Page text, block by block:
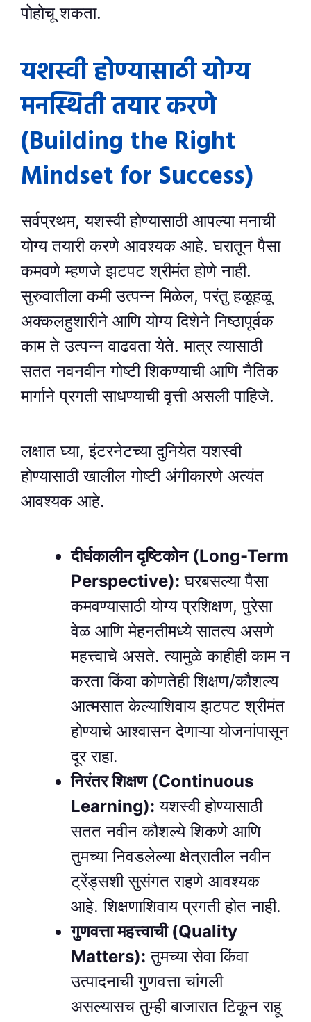
पोहोचू शकता.
यशस्वी होण्यासाठी योग्य
मनस्थिती तयार करणे
(Building the Right
Mindset for Success)
सर्वप्रथम, यशस्वी होण्यासाठी आपल्या मनाची
योग्य तयारी करणे आवश्यक आहे. घरातून पैसा
कमवणे म्हणजे झटपट श्रीमंत होणे नाही.
सुरुवातीला कमी उत्पन्न मिळेल, परंतु हळूहळू
अक्कलहुशारीने आणि योग्य दिशेने निष्ठापूर्वक
काम ते उत्पन्न वाढवता येते. मात्र त्यासाठी
सतत नवनवीन गोष्टी शिकण्याची आणि नैतिक
मार्गाने प्रगती साधण्याची वृत्ती असली पाहिजे.
लक्षात घ्या, इंटरनेटच्या दुनियेत यशस्वी
होण्यासाठी खालील गोष्टी अंगीकारणे अत्यंत
आवश्यक आहे.
दीर्घकालीन दृष्टिकोन (Long-Term
Perspective): घरबसल्या पैसा
कमवण्यासाठी योग्य प्रशिक्षण, पुरेसा
वेळ आणि मेहनतीमध्ये सातत्य असणे
महत्त्वाचे असते. त्यामुळे काहीही काम न
करता किंवा कोणतेही शिक्षण/कौशल्य
आत्मसात केल्याशिवाय झटपट श्रीमंत
होण्याचे आश्वासन देणाऱ्या योजनांपासून
दूर राहा.
निरंतर शिक्षण (Continuous
Learning): यशस्वी होण्यासाठी
सतत नवीन कौशल्ये शिकणे आणि
तुमच्या निवडलेल्या क्षेत्रातील नवीन
ट्रेंड्सशी सुसंगत राहणे आवश्यक
आहे. शिक्षणाशिवाय प्रगती होत नाही.
गुणवत्ता महत्त्वाची (Quality
Matters): तुमच्या सेवा किंवा
उत्पादनाची गुणवत्ता चांगली
असल्यासच तुम्ही बाजारात टिकून राहू